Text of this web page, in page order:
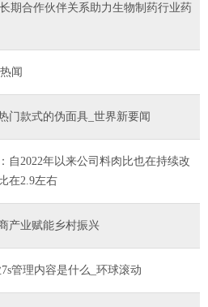
期合作伙伴关系助力生物制药行业药
闻
门款式的伪面具_世界新要闻
自2022年以来公司料肉比也在持续改
在2.9左右
产业赋能乡村振兴
管理内容是什么_环球滚动